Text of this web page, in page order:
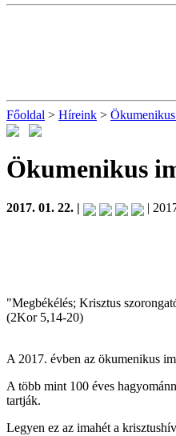
Főoldal > Híreink >
Ökumenikus
2017. 01. 22. | |
"Megbékélés; Krisztus
(2Kor 5,14-20)
A 2017. évben az ökumenikus
A több mint 100 éves
tartják.
Legyen ez az imahét a